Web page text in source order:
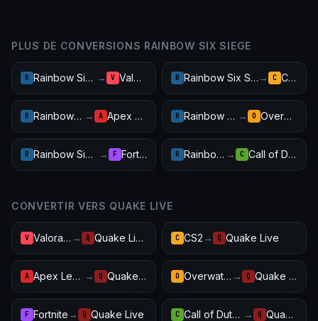
PLUS DE CONVERSIONS RAINBOW SIX SIEGE
R Rainbow Six Siege → V Valorant R Rainbow Six Siege → C CS2
R Rainbow Six Siege → A Apex Legends R Rainbow Six Siege → O Overwatch 2
R Rainbow Six Siege → F Fortnite R Rainbow Six Siege → C Call of Duty: Warzone
CONVERTIR VERS QUAKE LIVE
V Valorant → Q Quake Live C CS2 → Q Quake Live
A Apex Legends → Q Quake Live O Overwatch 2 → Q Quake Live
F Fortnite → Q Quake Live C Call of Duty: Warzone → Q Quake Live